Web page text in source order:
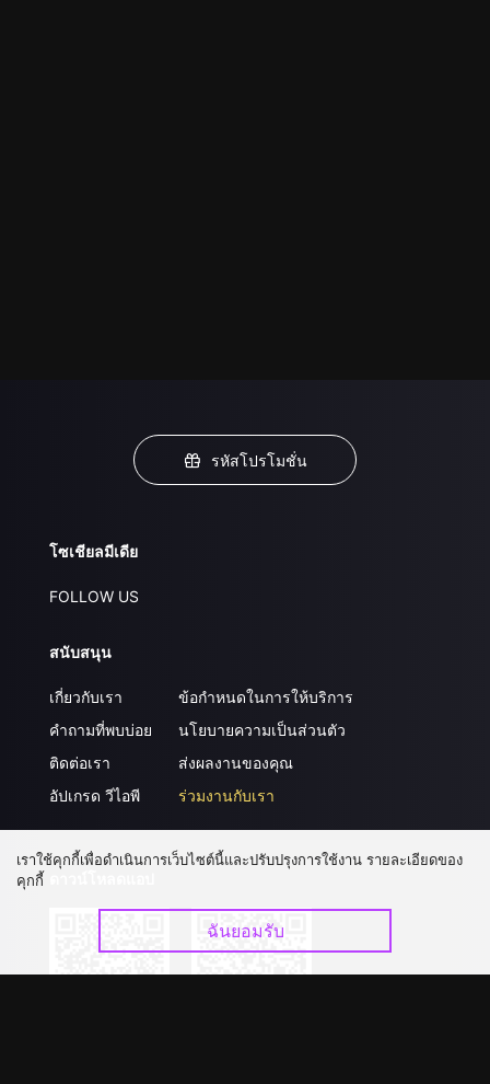
รหัสโปรโมชั่น
โซเชียลมีเดีย
FOLLOW US
สนับสนุน
เกี่ยวกับเรา
คำถามที่พบบ่อย
ติดต่อเรา
อัปเกรด วีไอพี
ข้อกำหนดในการให้บริการ
นโยบายความเป็นส่วนตัว
ส่งผลงานของคุณ
ร่วมงานกับเรา
เราใช้คุกกี้เพื่อดำเนินการเว็บไซต์นี้และปรับปรุงการใช้งาน รายละเอียดของ
คุกกี้
ฉันยอมรับ